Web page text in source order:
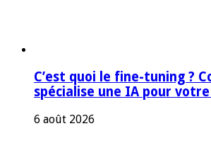
C’est quoi le fine-tuning ?
spécialise une IA pour
6 août 2026